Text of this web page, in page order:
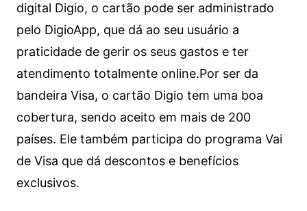
digital Digio, o cartão pode ser administrado
pelo DigioApp, que dá ao seu usuário a
praticidade de gerir os seus gastos e ter
atendimento totalmente online.Por ser da
bandeira Visa, o cartão Digio tem uma boa
cobertura, sendo aceito em mais de 200
países. Ele também participa do programa Vai
de Visa que dá descontos e benefícios
exclusivos.